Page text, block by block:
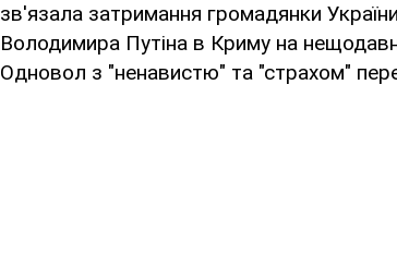
зв'язала затримання громадянки
Володимира Путіна в Криму на
Одновол з "ненавистю" та "страхом"